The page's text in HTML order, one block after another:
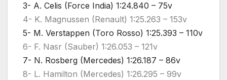
3- A. Celis (Force India) 1:24.840 – 75v
4- K. Magnussen (Renault) 1:25.263 – 153v
5- M. Verstappen (Toro Rosso) 1:25.393 – 110v
6- F. Nasr (Sauber) 1:26.053 – 121v
7- N. Rosberg (Mercedes) 1:26.187 – 86v
8- L. Hamilton (Mercedes) 1:26.295 – 99v